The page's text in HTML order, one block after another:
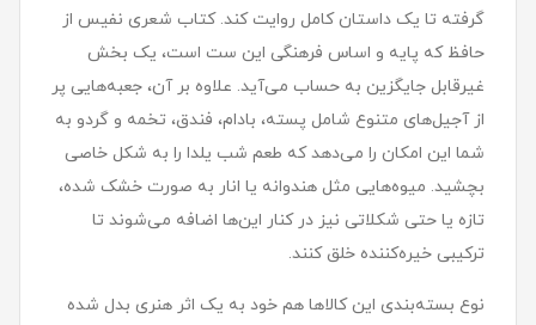
گرفته تا یک داستان کامل روایت کند. کتاب شعری نفیس از
حافظ که پایه و اساس فرهنگی این ست است، یک بخش
غیرقابل جایگزین به حساب می‌آید. علاوه بر آن، جعبه‌هایی پر
از آجیل‌های متنوع شامل پسته، بادام، فندق، تخمه و گردو به
شما این امکان را می‌دهد که طعم شب یلدا را به شکل خاصی
بچشید. میوه‌هایی مثل هندوانه یا انار به صورت خشک شده،
تازه یا حتی شکلاتی نیز در کنار این‌ها اضافه می‌شوند تا
ترکیبی خیره‌کننده خلق کنند.
نوع بسته‌بندی این کالاها هم خود به یک اثر هنری بدل شده